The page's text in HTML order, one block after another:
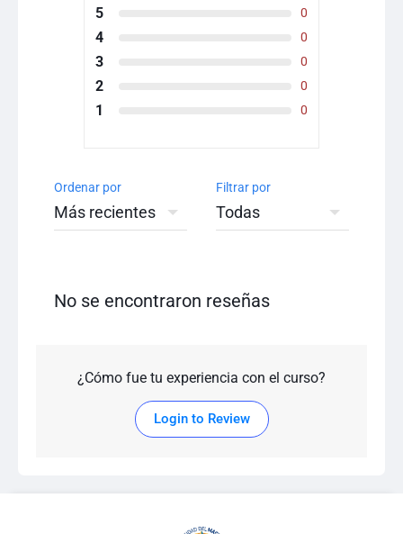
5 0
4 0
3 0
2 0
1 0
Ordenar por Filtrar por
No se encontraron reseñas
¿Cómo fue tu experiencia con el curso?
Login to Review